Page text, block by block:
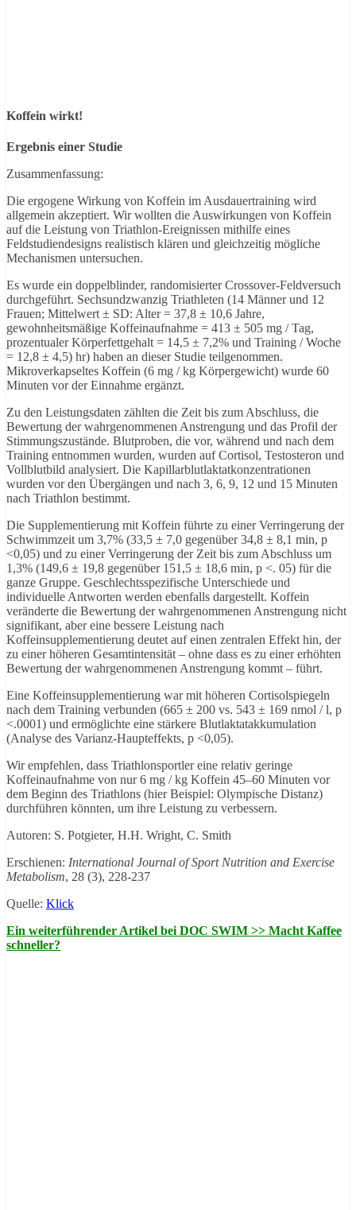
Koffein wirkt!
Ergebnis einer Studie
Zusammenfassung:
Die ergogene Wirkung von Koffein im Ausdauertraining wird
allgemein akzeptiert. Wir wollten die Auswirkungen von Koffein
auf die Leistung von Triathlon-Ereignissen mithilfe eines
Feldstudiendesigns realistisch klären und gleichzeitig mögliche
Mechanismen untersuchen.
Es wurde ein doppelblinder, randomisierter Crossover-Feldversuch
durchgeführt. Sechsundzwanzig Triathleten (14 Männer und 12
Frauen; Mittelwert ± SD: Alter = 37,8 ± 10,6 Jahre,
gewohnheitsmäßige Koffeinaufnahme = 413 ± 505 mg / Tag,
prozentualer Körperfettgehalt = 14,5 ± 7,2% und Training / Woche
= 12,8 ± 4,5) hr) haben an dieser Studie teilgenommen.
Mikroverkapseltes Koffein (6 mg / kg Körpergewicht) wurde 60
Minuten vor der Einnahme ergänzt.
Zu den Leistungsdaten zählten die Zeit bis zum Abschluss, die
Bewertung der wahrgenommenen Anstrengung und das Profil der
Stimmungszustände. Blutproben, die vor, während und nach dem
Training entnommen wurden, wurden auf Cortisol, Testosteron und
Vollblutbild analysiert. Die Kapillarblutlaktatkonzentrationen
wurden vor den Übergängen und nach 3, 6, 9, 12 und 15 Minuten
nach Triathlon bestimmt.
Die Supplementierung mit Koffein führte zu einer Verringerung der
Schwimmzeit um 3,7% (33,5 ± 7,0 gegenüber 34,8 ± 8,1 min, p
<0,05) und zu einer Verringerung der Zeit bis zum Abschluss um
1,3% (149,6 ± 19,8 gegenüber 151,5 ± 18,6 min, p <. 05) für die
ganze Gruppe. Geschlechtsspezifische Unterschiede und
individuelle Antworten werden ebenfalls dargestellt. Koffein
veränderte die Bewertung der wahrgenommenen Anstrengung nicht
signifikant, aber eine bessere Leistung nach
Koffeinsupplementierung deutet auf einen zentralen Effekt hin, der
zu einer höheren Gesamtintensität – ohne dass es zu einer erhöhten
Bewertung der wahrgenommenen Anstrengung kommt – führt.
Eine Koffeinsupplementierung war mit höheren Cortisolspiegeln
nach dem Training verbunden (665 ± 200 vs. 543 ± 169 nmol / l, p
<.0001) und ermöglichte eine stärkere Blutlaktatakkumulation
(Analyse des Varianz-Haupteffekts, p <0,05).
Wir empfehlen, dass Triathlonsportler eine relativ geringe
Koffeinaufnahme von nur 6 mg / kg Koffein 45–60 Minuten vor
dem Beginn des Triathlons (hier Beispiel: Olympische Distanz)
durchführen könnten, um ihre Leistung zu verbessern.
Autoren: S. Potgieter, H.H. Wright, C. Smith
Erschienen: International Journal of Sport Nutrition and Exercise
Metabolism, 28 (3), 228-237
Quelle: Klick
Ein weiterführender Artikel bei DOC SWIM >> Macht Kaffee
schneller?